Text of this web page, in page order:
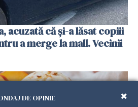
acuzată că și-a lăsat copiii
a merge la mall. Vecinii
DE OPINIE